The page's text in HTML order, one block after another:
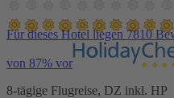
Für dieses Hotel liegen 7810
von 87% vor
8-tägige Flugreise, DZ inkl. HP